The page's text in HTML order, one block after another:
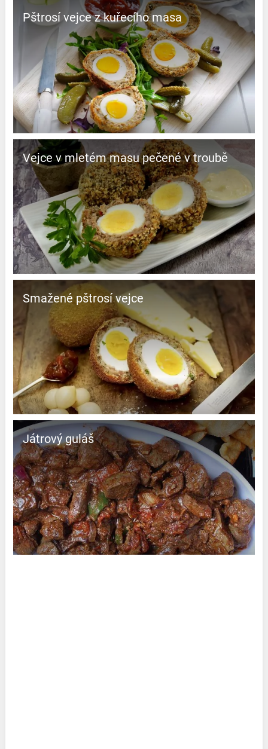
Pštrosí vejce z kuřecího masa
Vejce v mletém masu pečené v troubě
Smažené pštrosí vejce
Játrový guláš